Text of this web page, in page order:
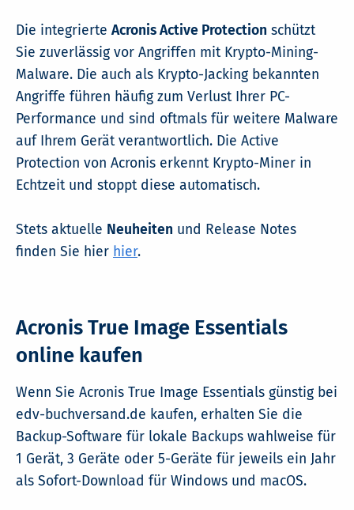
Die integrierte Acronis Active Protection schützt
Sie zuverlässig vor Angriffen mit Krypto-Mining-
Malware. Die auch als Krypto-Jacking bekannten
Angriffe führen häufig zum Verlust Ihrer PC-
Performance und sind oftmals für weitere Malware
auf Ihrem Gerät verantwortlich. Die Active
Protection von Acronis erkennt Krypto-Miner in
Echtzeit und stoppt diese automatisch.
Stets aktuelle Neuheiten und Release Notes
finden Sie hier hier.
Acronis True Image Essentials
online kaufen
Wenn Sie Acronis True Image Essentials günstig bei
edv-buchversand.de kaufen, erhalten Sie die
Backup-Software für lokale Backups wahlweise für
1 Gerät, 3 Geräte oder 5-Geräte für jeweils ein Jahr
als Sofort-Download für Windows und macOS.